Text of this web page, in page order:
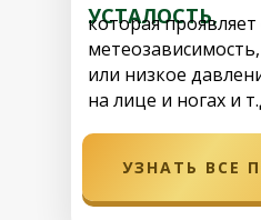
УСТАЛОСТЬ,
УЗНАТЬ ВСЕ
которая проявляет
или низкое
на лице и ногах и